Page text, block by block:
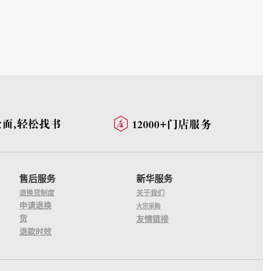
售后服务
退换货制度
申请退换
货
退款时效
新华服务
关于我们
大宗采购
友情链接